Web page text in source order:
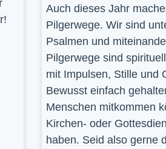
Auch dieses Jahr
Pilgerwege. Wir sind
Psalmen und
Pilgerwege sind
mit Impulsen, Stille und
Bewusst einfach
Menschen mitkommen
Kirchen- oder
haben. Seid also gerne